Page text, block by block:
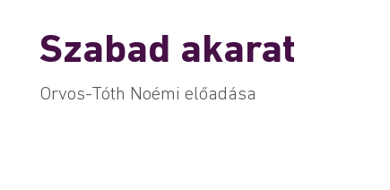
Szabad akarat
Orvos-Tóth Noémi előadása